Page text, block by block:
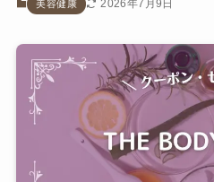
美容健康 2026年7月9日